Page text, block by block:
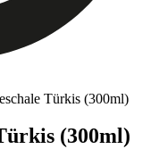
Türkis (300ml)
(300ml)